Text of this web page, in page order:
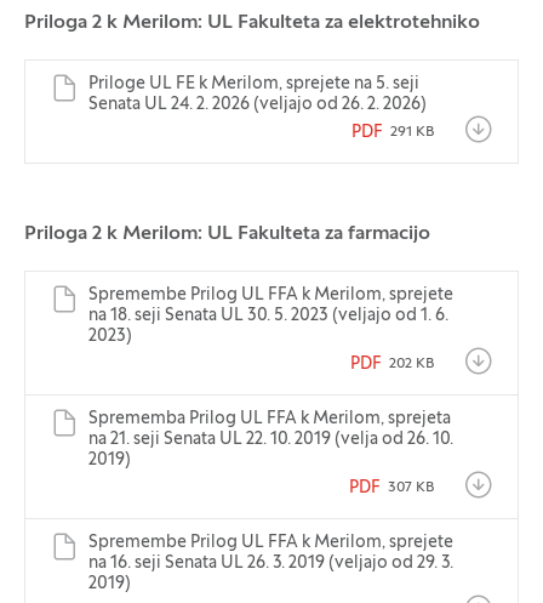
Priloga 2 k Merilom: UL Fakulteta za elektrotehniko
Priloge UL FE k Merilom, sprejete na 5. seji
Senata UL 24. 2. 2026 (veljajo od 26. 2. 2026)
PDF 291 KB
Priloga 2 k Merilom: UL Fakulteta za farmacijo
Spremembe Prilog UL FFA k Merilom, sprejete
na 18. seji Senata UL 30. 5. 2023 (veljajo od 1. 6.
2023)
PDF 202 KB
Sprememba Prilog UL FFA k Merilom, sprejeta
na 21. seji Senata UL 22. 10. 2019 (velja od 26. 10.
2019)
PDF 307 KB
Spremembe Prilog UL FFA k Merilom, sprejete
na 16. seji Senata UL 26. 3. 2019 (veljajo od 29. 3.
2019)